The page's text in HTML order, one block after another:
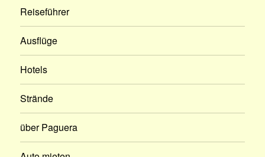
Reiseführer
Ausflüge
Hotels
Strände
über Paguera